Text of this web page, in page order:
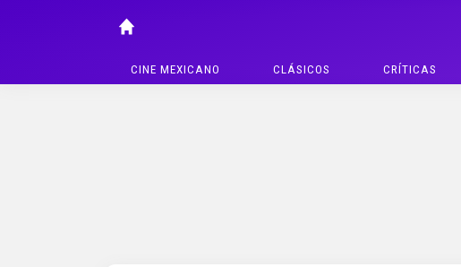
CINE MEXICANO CLÁSICOS CRÍTICAS